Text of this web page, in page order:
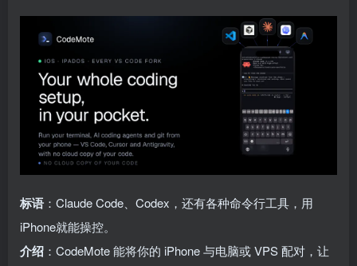
标语 ：Claude Code、Codex，还有各种命令行工具，用
iPhone就能操控。
介绍 ：CodeMote 能将你的 iPhone 与电脑或 VPS 配对，让